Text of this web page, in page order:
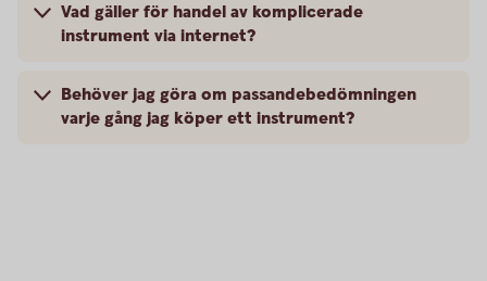
Vad gäller för handel av komplicerade
instrument via internet?
Behöver jag göra om passandebedömningen
varje gång jag köper ett instrument?